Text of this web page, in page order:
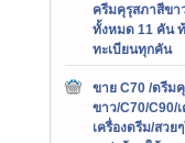
ครีมคุรุสภาสีขา
ทั้งหมด 11 คัน
ทะเบียนทุกคัน
ขาย C70 /ดรีม
ขาว/C70/C90/เ
เครื่องดรีม/สวย